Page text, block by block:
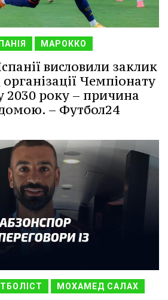
МАРОККО
висловили заклик
Чемпіонату
2030 року – причина
– Футбол24
МОХАМЕД САЛАХ